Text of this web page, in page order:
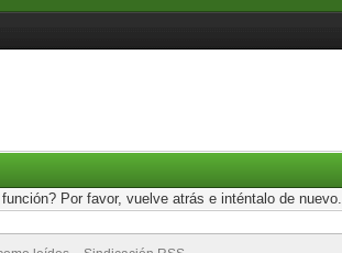
Por favor, vuelve atrás e inténtalo de nuevo.